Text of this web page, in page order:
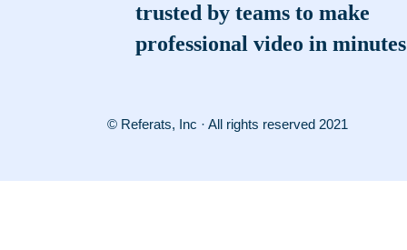
trusted by teams to make
professional video in minutes
© Referats, Inc · All rights reserved 2021